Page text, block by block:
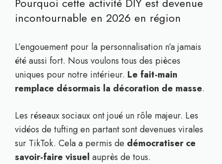
incontournable en 2026 en région
L’engouement pour la personnalisation n’a jamais
été aussi fort. Nous voulons tous des pièces
uniques pour notre intérieur. Le fait-main
remplace désormais la décoration de masse.
Les réseaux sociaux ont joué un rôle majeur. Les
vidéos de tufting en partant sont devenues virales
sur TikTok. Cela a permis de démocratiser ce
savoir-faire visuel auprès de tous.